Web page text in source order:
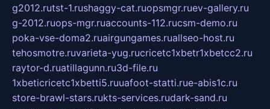
g2012.rutst-1.rushaggy-cat.ruopsmgr.ruev-gallery.ru
g-2012.ruops-mgr.ruaccounts-112.rucsm-demo.ru
poka-vse-doma2.ruairgungames.ruallseo-host.ru
tehosmotre.ruvarieta-yug.rucricetc1xbetr1xbetcc2.ru
raytor-d.ruatillagunn.ru3d-file.ru
1xbeticricetc1xbetti5.ruuafoot-statti.rue-abis1c.ru
store-brawl-stars.rukts-services.rudark-sand.ru